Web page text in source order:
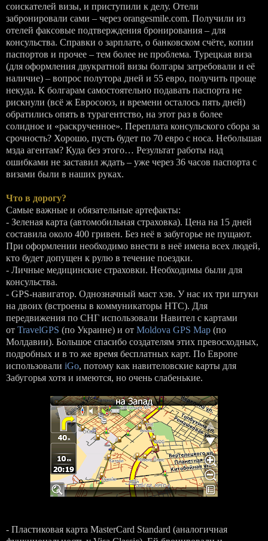
соискателей визы, и приступили к делу. Отели
забронировали сами – через orangesmile.com. Получили из
отелей факсовые подтверждения бронирования – для
консульства. Справки о зарплате, о банковском счёте, копии
паспортов и прочее – тем более не проблема. Турецкая виза
(для оформления двукратной визы болгары затребовали и её
наличие) – вопрос полутора дней и 55 евро, получить проще
некуда. К болгарам самостоятельно подавать паспорта не
рискнули (всё ж Евросоюз, и времени осталось пять дней)
обратились опять в турагентство, на этот раз в более
солидное и «раскрученное». Переплата консульского сбора за
срочность? Хорошо, пусть будет по 70 евро с носа. Небольшая
мзда агентам? Куда без этого… Результат работы над
ошибками не заставил ждать – уже через 36 часов паспорта с
визами были в наших руках.
Что в дорогу?
Самые важные и обязательные артефакты:
- Зеленая карта (автомобильная страховка). Цена на 15 дней
составила около 400 гривен. Без неё в забугорье не пущают.
При оформлении необходимо внести в неё имена всех людей,
кто будет допущен к рулю в течение поездки.
- Личные медицинские страховки. Необходимы были для
консульства.
- GPS-навигатор. Однозначный маст хэв. У нас их три штуки
на двоих (встроены в коммуникаторы HTC). Для
передвижения по СНГ использовали Навител с картами
от TravelGPS (по Украине) и от Moldova GPS Map (по
Молдавии). Большое спасибо создателям этих превосходных,
подробных и в то же время бесплатных карт. По Европе
использовали iGo, потому как навителовские карты для
Забугорья хотя и имеются, но очень слабенькие.
- Пластиковая карта MasterCard Standard (аналогичная